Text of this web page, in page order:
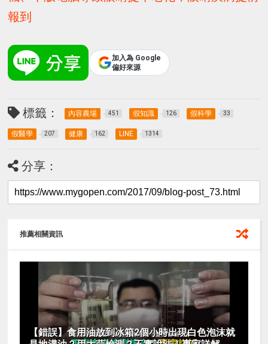
報到
加入為 Google
偏好來源
標籤： 內容農場 451 假知識 126 假科學 33
假醫學 207 健康 162 LINE 1314
分享：
推薦相關資訊
【錯誤】食用油放到冰箱2個小時出現白色泡沫就